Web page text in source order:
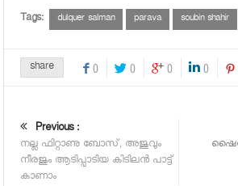
Tags: dulquer salman parava soubin shahir
share 0 0 0 0
Previous :
നല്ല ഫിറ്റാണു ബോസ്, അജുവും
നീരജും ആടിപ്പാടിയ കിടിലന്‍ പാട്ട്
കാണാം